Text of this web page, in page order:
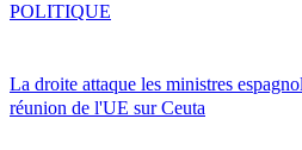
La droite attaque les ministres
réunion de l'UE sur Ceuta
POLITIQUE